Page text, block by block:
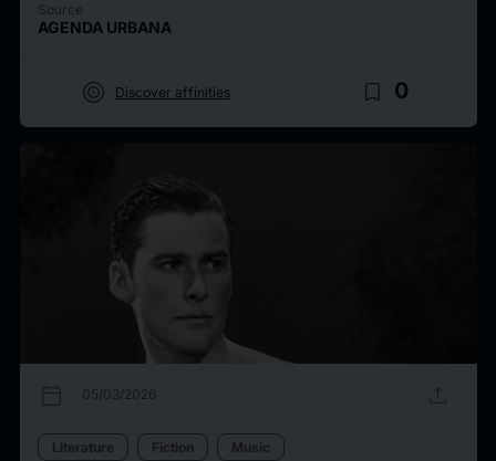
Source
AGENDA URBANA
target Discover affinities bookmark_border 0
calendar_today 05/03/2026 upload
Literature Fiction Music